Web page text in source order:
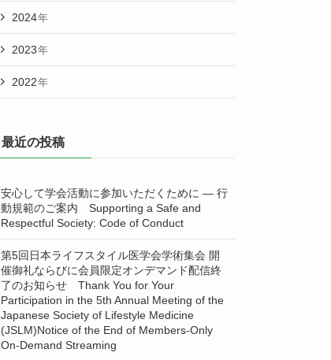
2024年
2023年
2022年
最近の投稿
安心して学会活動に参加いただくために ― 行
動規範のご案内 Supporting a Safe and
Respectful Society: Code of Conduct
第5回日本ライフスタイル医学会学術集会 開
催御礼ならびに会員限定オンデマンド配信終
了のお知らせ Thank You for Your
Participation in the 5th Annual Meeting of the
Japanese Society of Lifestyle Medicine
(JSLM)Notice of the End of Members-Only
On-Demand Streaming